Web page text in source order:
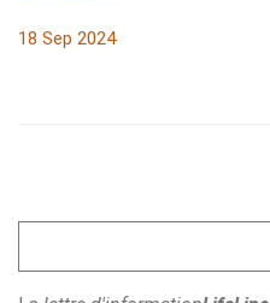
18 Sep 2024